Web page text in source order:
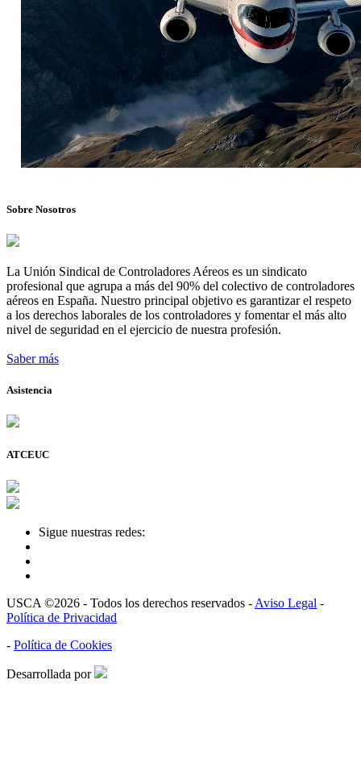
Sobre Nosotros
La Unión Sindical de Controladores Aéreos es un sindicato
profesional que agrupa a más del 90% del colectivo de controladores
aéreos en España. Nuestro principal objetivo es garantizar el respeto
a los derechos laborales de los controladores y fomentar el más alto
nivel de seguridad en el ejercicio de nuestra profesión.
Saber más
Asistencia
ATCEUC
Sigue nuestras redes:
USCA ©2026 - Todos los derechos reservados - Aviso Legal -
Política de Privacidad
- Política de Cookies
Desarrollada por